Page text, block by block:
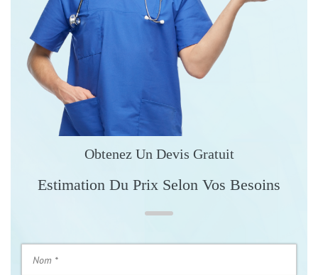
Obtenez Un Devis Gratuit
Estimation Du Prix Selon Vos Besoins